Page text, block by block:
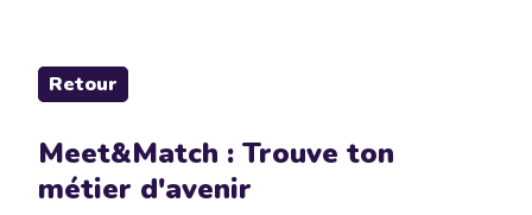
Retour
Meet&Match : Trouve ton
métier d'avenir